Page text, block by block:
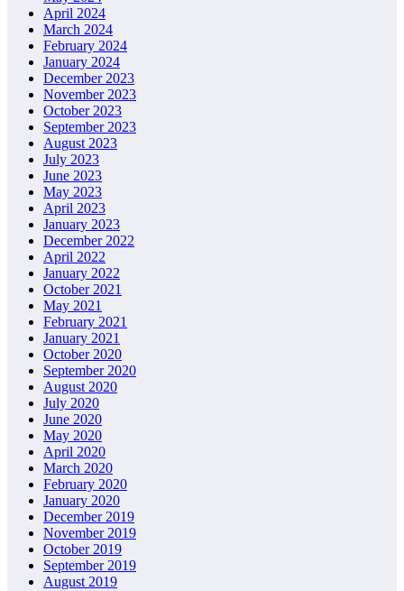
April 2024
March 2024
February 2024
January 2024
December 2023
November 2023
October 2023
September 2023
August 2023
July 2023
June 2023
May 2023
April 2023
January 2023
December 2022
April 2022
January 2022
October 2021
May 2021
February 2021
January 2021
October 2020
September 2020
August 2020
July 2020
June 2020
May 2020
April 2020
March 2020
February 2020
January 2020
December 2019
November 2019
October 2019
September 2019
August 2019